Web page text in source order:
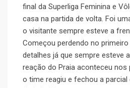
final da Superliga Feminina e
casa na partida de volta. Foi
o visitante sempre esteve a
Começou perdendo no
detalhes já que sempre esteve
reação do Praia aconteceu nos
o time reagiu e fechou a